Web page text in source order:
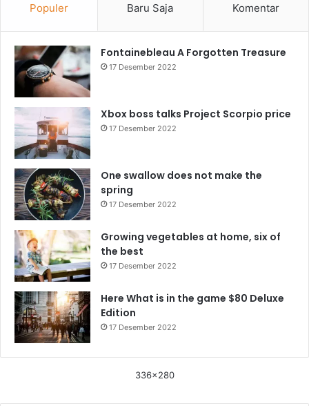
Populer Baru Saja Komentar
Fontainebleau A Forgotten Treasure
17 Desember 2022
Xbox boss talks Project Scorpio price
17 Desember 2022
One swallow does not make the
spring
17 Desember 2022
Growing vegetables at home, six of
the best
17 Desember 2022
Here What is in the game $80 Deluxe
Edition
17 Desember 2022
336x280